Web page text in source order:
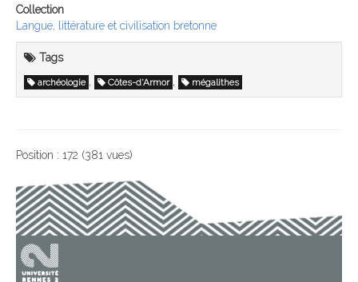
Collection
Langue, littérature et civilisation bretonne
Tags
archéologie , Côtes-d'Armor , mégalithes
Position : 172 (381 vues)